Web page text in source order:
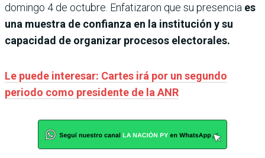
domingo 4 de octubre. Enfatizaron que su presencia es
una muestra de confianza en la institución y su
capacidad de organizar procesos electorales.
Le puede interesar: Cartes irá por un segundo
periodo como presidente de la ANR